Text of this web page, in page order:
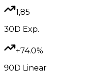
1,85
30D Exp.
+74.0%
90D Linear